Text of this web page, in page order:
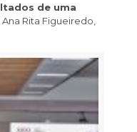
de uma
Ana Rita Figueiredo,